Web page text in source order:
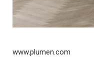
www.plumen.com